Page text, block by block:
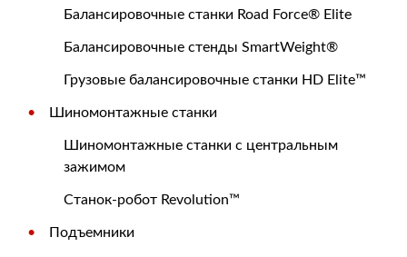
Балансировочные станки Road Force® Elite
Балансировочные стенды SmartWeight®
Грузовые балансировочные станки HD Elite™
Шиномонтажные станки
Шиномонтажные станки с центральным
зажимом
Станок-робот Revolution™
Подъемники